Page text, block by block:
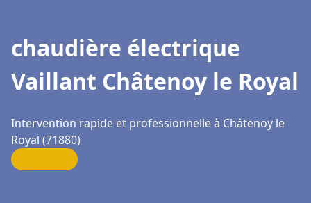
chaudière électrique
Vaillant Châtenoy le Royal
Intervention rapide et professionnelle à Châtenoy le
Royal (71880)